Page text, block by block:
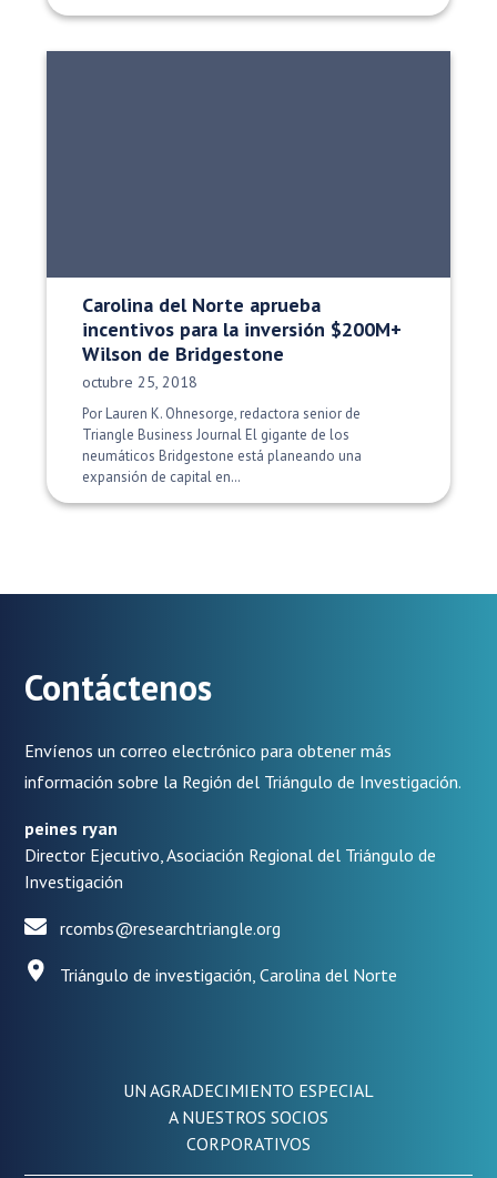
Carolina del Norte aprueba
incentivos para la inversión $200M+
Wilson de Bridgestone
Fecha de publicación:
octubre 25, 2018
Por Lauren K. Ohnesorge, redactora senior de
Triangle Business Journal El gigante de los
neumáticos Bridgestone está planeando una
expansión de capital en…
Contáctenos
Envíenos un correo electrónico para obtener más
información sobre la Región del Triángulo de Investigación.
peines ryan
Director Ejecutivo, Asociación Regional del Triángulo de
Investigación
rcombs@researchtriangle.org
Triángulo de investigación, Carolina del Norte
UN AGRADECIMIENTO ESPECIAL
A NUESTROS SOCIOS
CORPORATIVOS